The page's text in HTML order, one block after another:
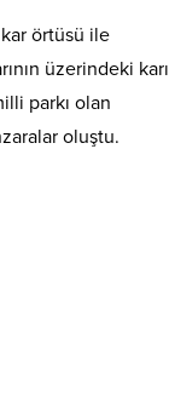
örtüsü ile
üzerindeki karı
parkı olan
oluştu.